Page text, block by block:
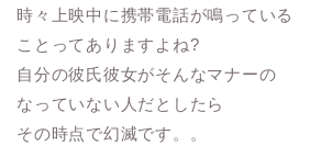
時々上映中に携帯電話が鳴っている
ことってありますよね?
自分の彼氏彼女がそんなマナーの
なっていない人だとしたら
その時点で幻滅です。。